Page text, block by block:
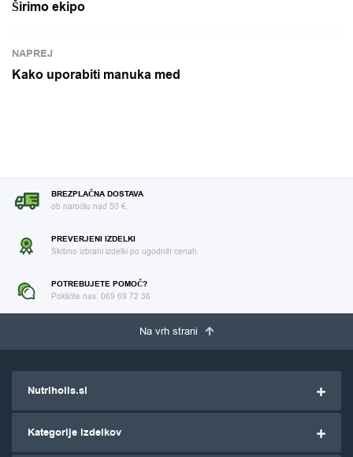
Širimo ekipo
NAPREJ
Kako uporabiti manuka med
BREZPLAČNA DOSTAVA
ob naročilu nad 50 €.
PREVERJENI IZDELKI
Skrbno izbrani izdelki po ugodnih cenah.
POTREBUJETE POMOČ?
Pokličite nas: 069 69 72 36
Na vrh strani
Nutriholis.si
Kategorije izdelkov